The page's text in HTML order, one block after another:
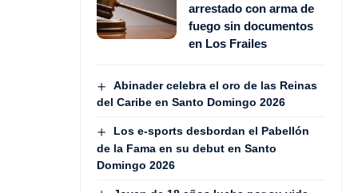
arrestado con arma de
fuego sin documentos
en Los Frailes
Abinader celebra el oro de las Reinas
del Caribe en Santo Domingo 2026
Los e-sports desbordan el Pabellón
de la Fama en su debut en Santo
Domingo 2026